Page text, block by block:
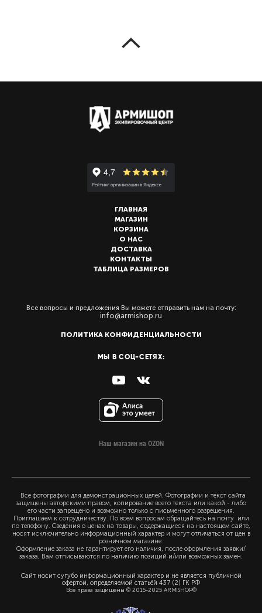
ГЛАВНАЯ
МАГАЗИН
КОРЗИНА
О НАС
ДОСТАВКА
КОНТАКТЫ
ТАБЛИЦА РАЗМЕРОВ
Все вопросы и предложения Вы можете отправить нам на почту:
info@armishop.ru
ПОЛИТИКА КОНФИДЕНЦИАЛЬНОСТИ
МЫ В СОЦ-СЕТЯХ:
Наш магазин на OZON
Все фотографии для демонстрационных целей. Фотографии и текст сайта
защищены авторскими правом, копирование всего текста или какой - либо
его части запрещено и возможно только с письменного разрешения.
Приглашаем к сотрудничеству. По всем вопросам обращайтесь на почту или
по телефону. Сведения о ценах на товары, содержащиеся на настоящем сайте,
носят исключительно информационный характер и могут отличаться от цен в
розничном магазине.
Оформление заказа не гарантирует его наличия, после оформления заявки/
заказа, Вам отписываются по наличию позиций и/или возможных замен.
Сайт носит сугубо информационный характер и не является публичной
офертой, определяемой статьёй 437 (2) ГК РФ
Все права защищены © 2015-2025 ARMISHOP®